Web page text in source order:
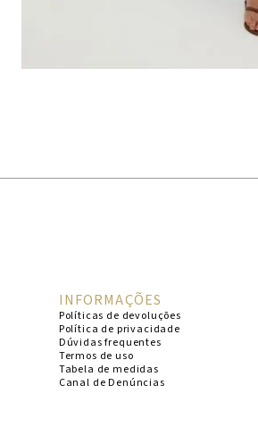
INFORMAÇÕES
Políticas de devoluções
Política de privacidade
Dúvidas frequentes
Termos de uso
Tabela de medidas
Canal de Denúncias